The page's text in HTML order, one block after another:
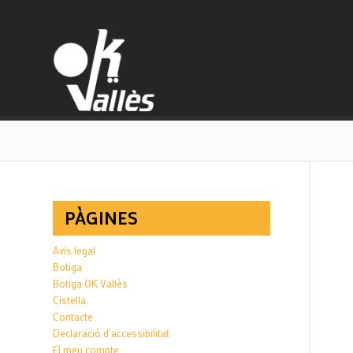
PÀGINES
Avís legal
Botiga
Botiga OK Vallès
Cistella
Contacte
Declaració d’accessibilitat
El meu compte